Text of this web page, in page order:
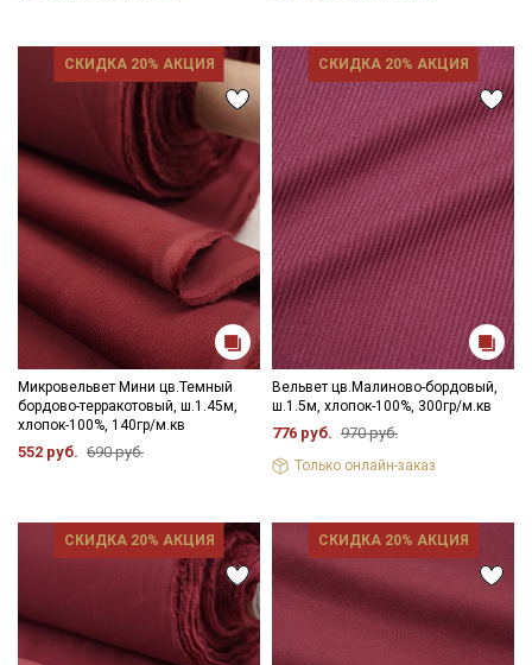
СКИДКА 20% АКЦИЯ
Микровельвет Мини цв.Темный
бордово-терракотовый, ш.1.45м,
хлопок-100%, 140гр/м.кв
552 руб. 690 руб.
СКИДКА 20% АКЦИЯ
Вельвет цв.Малиново-бордовый,
ш.1.5м, хлопок-100%, 300гр/м.кв
776 руб. 970 руб.
Только онлайн-заказ
СКИДКА 20% АКЦИЯ СКИДКА 20% АКЦИЯ